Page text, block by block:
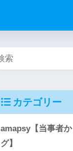
カテゴリー
amapsy【当事者
グ】